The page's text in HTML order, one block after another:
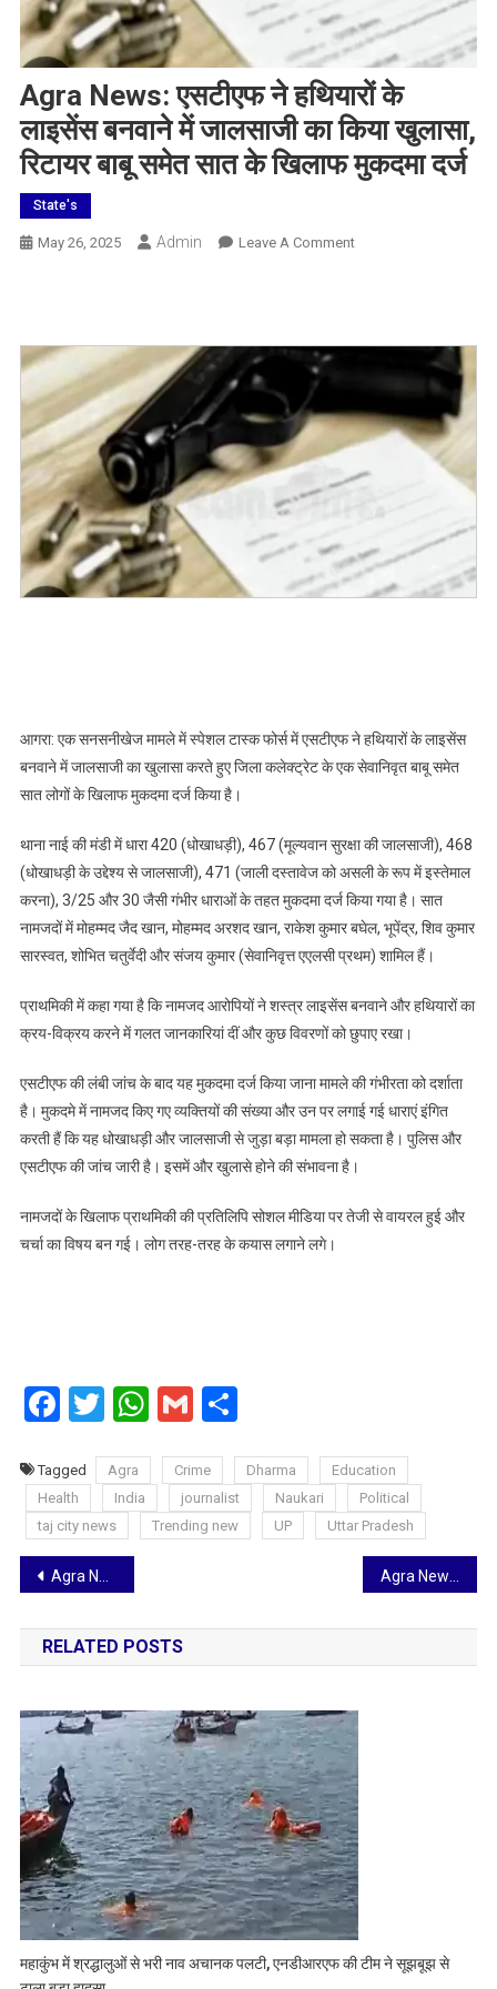
Agra News: एसटीएफ ने हथियारों के
लाइसेंस बनवाने में जालसाजी का किया खुलासा,
रिटायर बाबू समेत सात के खिलाफ मुकदमा दर्ज
State's
May 26, 2025 Admin Leave A CommentOn
ने
लाइसेंस
बनवाने
में
किया
खुलासा,
रिटायर
खिलाफ
दर्ज
आगरा: एक सनसनीखेज मामले में स्पेशल टास्क फोर्स में एसटीएफ ने हथियारों के लाइसेंस
बनवाने में जालसाजी का खुलासा करते हुए जिला कलेक्ट्रेट के एक सेवानिवृत बाबू समेत
सात लोगों के खिलाफ मुकदमा दर्ज किया है।
थाना नाई की मंडी में धारा 420 (धोखाधड़ी), 467 (मूल्यवान सुरक्षा की जालसाजी), 468
(धोखाधड़ी के उद्देश्य से जालसाजी), 471 (जाली दस्तावेज को असली के रूप में इस्तेमाल
करना), 3/25 और 30 जैसी गंभीर धाराओं के तहत मुकदमा दर्ज किया गया है। सात
नामजदों में मोहम्मद जैद खान, मोहम्मद अरशद खान, राकेश कुमार बघेल, भूपेंद्र, शिव कुमार
सारस्वत, शोभित चतुर्वेदी और संजय कुमार (सेवानिवृत्त एएलसी प्रथम) शामिल हैं।
प्राथमिकी में कहा गया है कि नामजद आरोपियों ने शस्त्र लाइसेंस बनवाने और हथियारों का
क्रय-विक्रय करने में गलत जानकारियां दीं और कुछ विवरणों को छुपाए रखा।
एसटीएफ की लंबी जांच के बाद यह मुकदमा दर्ज किया जाना मामले की गंभीरता को दर्शाता
है। मुकदमे में नामजद किए गए व्यक्तियों की संख्या और उन पर लगाई गई धाराएं इंगित
करती हैं कि यह धोखाधड़ी और जालसाजी से जुड़ा बड़ा मामला हो सकता है। पुलिस और
एसटीएफ की जांच जारी है। इसमें और खुलासे होने की संभावना है।
नामजदों के खिलाफ प्राथमिकी की प्रतिलिपि सोशल मीडिया पर तेजी से वायरल हुई और
चर्चा का विषय बन गई। लोग तरह-तरह के कयास लगाने लगे।
Facebook
Twitter
WhatsApp
GmailShare
Tagged Agra Crime Dharma
Education
Health
India journalist Naukari
Political
taj city news
Trending new UP Uttar Pradesh
Post
navigation
Agra News: बुलंद दरवाजे के पास झाल में मिला पूर्व सभासद की पत्नी का शव, पुलिस जांच में जुटी
RELATED POSTS
महाकुंभ में श्रद्धालुओं से भरी नाव अचानक पलटी, एनडीआरएफ की टीम ने सूझबूझ से